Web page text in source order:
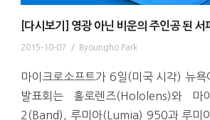
[다시보기] 영광 아닌 비운의 주인공 된 서
2015-10-07 / Byoungho Park
마이크로소프트가 6일(미국 시각) 뉴욕
발표회는 홀로렌즈(Hololens)와 마
2(Band), 루미아(Lumia) 950과 루미